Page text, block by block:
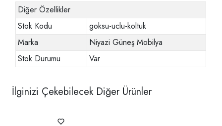
Diğer Özellikler
Stok Kodu
goksu-uclu-koltuk
Marka
Niyazi Güneş Mobilya
Stok Durumu
Var
İlginizi Çekebilecek Diğer Ürünler